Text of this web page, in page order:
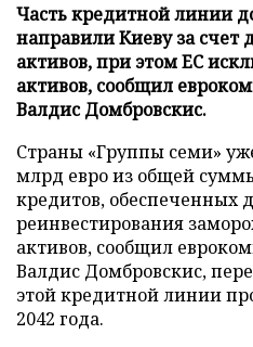
Часть кредитной линии
направили Киеву за счет
активов, при этом ЕС
активов, сообщил
Валдис Домбровскис.
Страны «Группы семи»
млрд евро из общей
кредитов, обеспеченных
реинвестирования
активов, сообщил
Валдис Домбровскис,
этой кредитной линии
2042 года.